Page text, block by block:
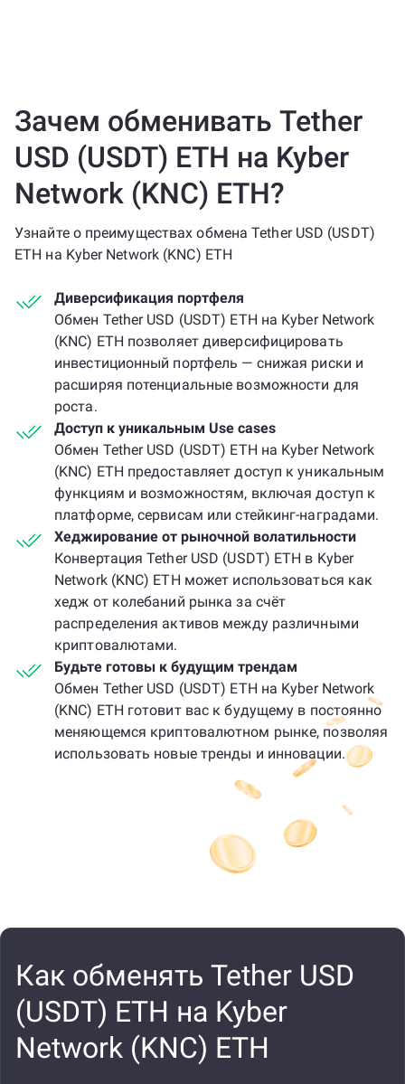
Зачем обменивать Tether
USD (USDT) ETH на Kyber
Network (KNC) ETH?
Узнайте о преимуществах обмена Tether USD (USDT)
ETH на Kyber Network (KNC) ETH
Диверсификация портфеля
Обмен Tether USD (USDT) ETH на Kyber Network
(KNC) ETH позволяет диверсифицировать
инвестиционный портфель — снижая риски и
расширяя потенциальные возможности для
роста.
Доступ к уникальным Use cases
Обмен Tether USD (USDT) ETH на Kyber Network
(KNC) ETH предоставляет доступ к уникальным
функциям и возможностям, включая доступ к
платформе, сервисам или стейкинг-наградами.
Хеджирование от рыночной волатильности
Конвертация Tether USD (USDT) ETH в Kyber
Network (KNC) ETH может использоваться как
хедж от колебаний рынка за счёт
распределения активов между различными
криптовалютами.
Будьте готовы к будущим трендам
Обмен Tether USD (USDT) ETH на Kyber Network
(KNC) ETH готовит вас к будущему в постоянно
меняющемся криптовалютном рынке, позволяя
использовать новые тренды и инновации.
Как обменять Tether USD
(USDT) ETH на Kyber
Network (KNC) ETH